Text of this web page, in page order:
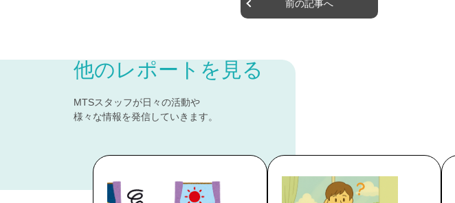
前の記事へ
他のレポートを見る
MTSスタッフが日々の活動や
様々な情報を発信していきます。